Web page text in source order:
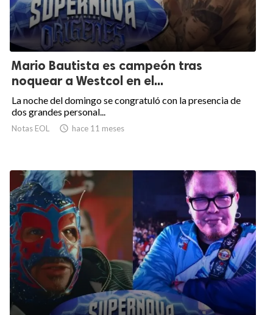
Mario Bautista es campeón tras
noquear a Westcol en el...
La noche del domingo se congratuló con la presencia de
dos grandes personal...
Notas EOL  hace 11 meses